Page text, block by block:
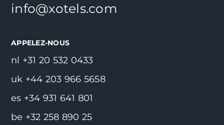
info@xotels.com
APPELEZ-NOUS
nl +31 20 532 0433
uk +44 203 966 5658
es +34 931 641 801
be +32 258 890 25